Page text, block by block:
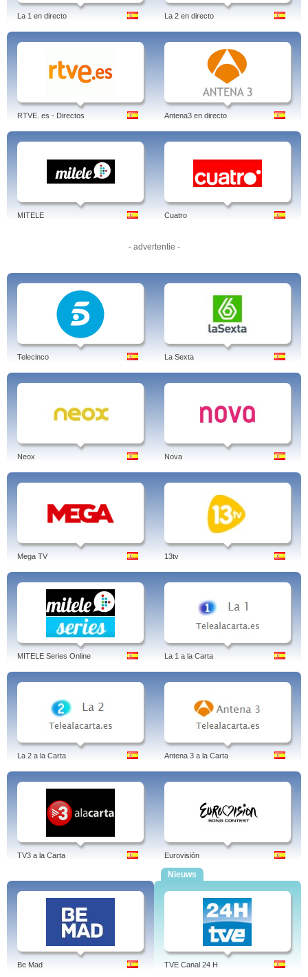
La 1 en directo La 2 en directo
RTVE. es - Directos Antena3 en directo
MITELE Cuatro
- advertentie -
Telecinco La Sexta
Neox Nova
Mega TV 13tv
MITELE Series Online La 1 a la Carta
La 2 a la Carta Antena 3 a la Carta
TV3 a la Carta Eurovisión
Be Mad
Nieuws
TVE Canal 24 H